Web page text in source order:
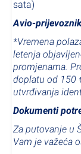
sata)
Avio-
*Vremena
letenja
promjenama.
doplatu od 150
utvrđivanja
Dokumenti
Za putovanje u
Vam je važeća